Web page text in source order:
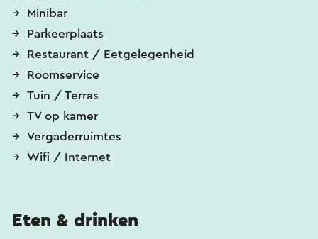
Minibar
Parkeerplaats
Restaurant / Eetgelegenheid
Roomservice
Tuin / Terras
TV op kamer
Vergaderruimtes
Wifi / Internet
Eten & drinken